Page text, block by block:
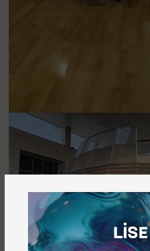
MAĞAZA & KAFELER
ATÖLYE